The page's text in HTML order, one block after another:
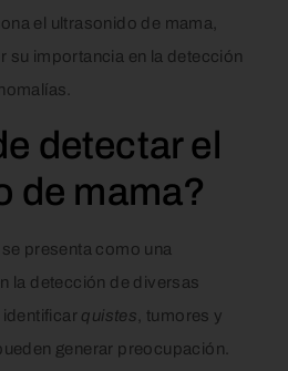
el ultrasonido de mama,
su importancia en la detección
detectar el
de mama?
presenta como una
la detección de diversas
quistes , tumores y
generar preocupación.